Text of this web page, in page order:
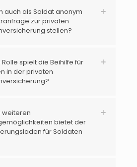
auch als Soldat anonym
zur privaten
stellen?
spielt die Beihilfe für
in der privaten
weiteren
bietet der
für Soldaten